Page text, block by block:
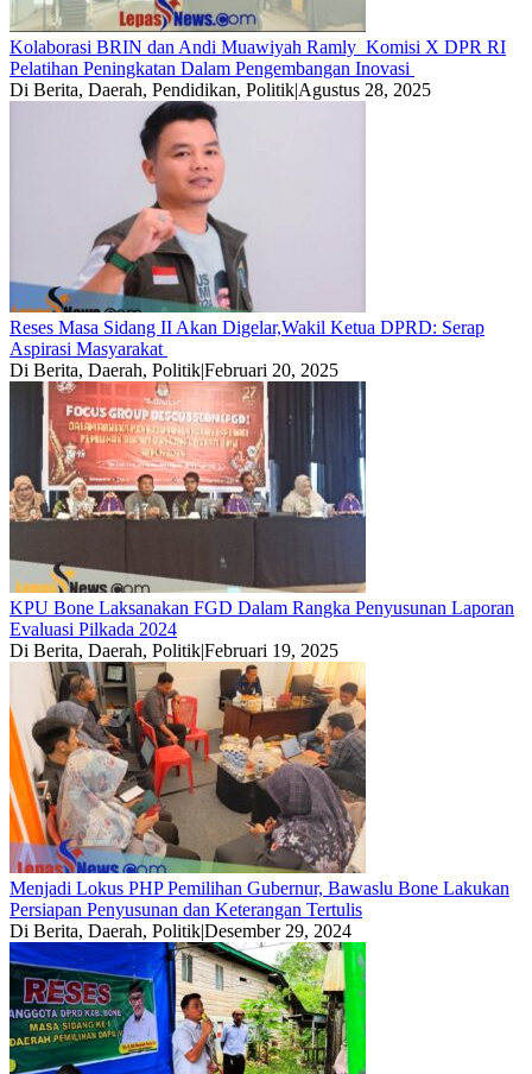
Kolaborasi BRIN dan Andi Muawiyah Ramly Komisi X DPR RI
Pelatihan Peningkatan Dalam Pengembangan Inovasi
Di Berita, Daerah, Pendidikan, Politik|Agustus 28, 2025
Reses Masa Sidang II Akan Digelar,Wakil Ketua DPRD: Serap
Aspirasi Masyarakat
Di Berita, Daerah, Politik|Februari 20, 2025
KPU Bone Laksanakan FGD Dalam Rangka Penyusunan Laporan
Evaluasi Pilkada 2024
Di Berita, Daerah, Politik|Februari 19, 2025
Menjadi Lokus PHP Pemilihan Gubernur, Bawaslu Bone Lakukan
Persiapan Penyusunan dan Keterangan Tertulis
Di Berita, Daerah, Politik|Desember 29, 2024